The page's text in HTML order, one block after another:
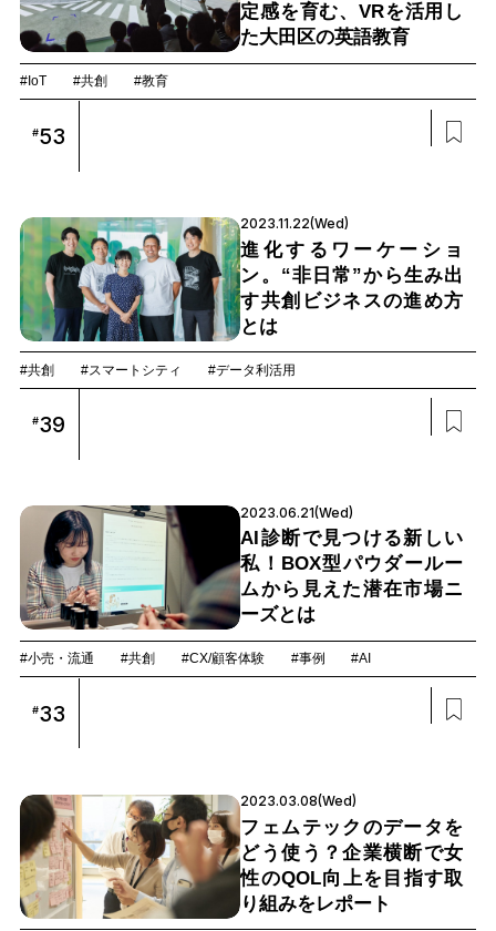
定感を育む、VRを活用し
た大田区の英語教育
#IoT #共創 #教育
#53
2023.11.22(Wed)
進化するワーケーショ
ン。“非日常”から生み出
す共創ビジネスの進め方
とは
#共創 #スマートシティ #データ利活用
#39
2023.06.21(Wed)
AI診断で見つける新しい
私！BOX型パウダールー
ムから見えた潜在市場ニ
ーズとは
#小売・流通 #共創 #CX/顧客体験 #事例 #AI
#33
2023.03.08(Wed)
フェムテックのデータを
どう使う？企業横断で女
性のQOL向上を目指す取
り組みをレポート